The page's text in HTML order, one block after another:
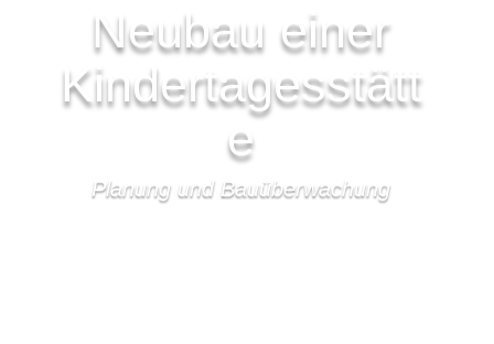
Neubau einer
Kindertagesstätt
e
Planung und Bauüberwachung